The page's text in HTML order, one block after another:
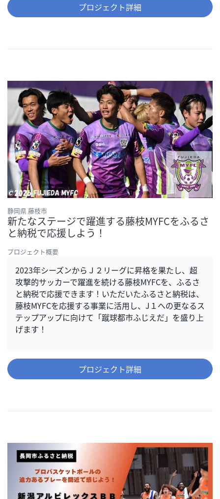
プロジェクト詳細
静岡県 藤枝市
新たなステージで躍進する藤枝MYFCをふるさ
と納税で応援しよう！
プロジェクト概要
2023年シーズンからＪ２リーグに昇格を果たし、超
攻撃的サッカーで躍進を続ける藤枝MYFCを、ふるさ
と納税で応援できます！いただいたふるさと納税は、
藤枝MYFCを応援する事業に活用し、J１への更なるス
テップアップに向けて「蹴球都市ふじえだ」を盛り上
げます！
プロジェクト詳細